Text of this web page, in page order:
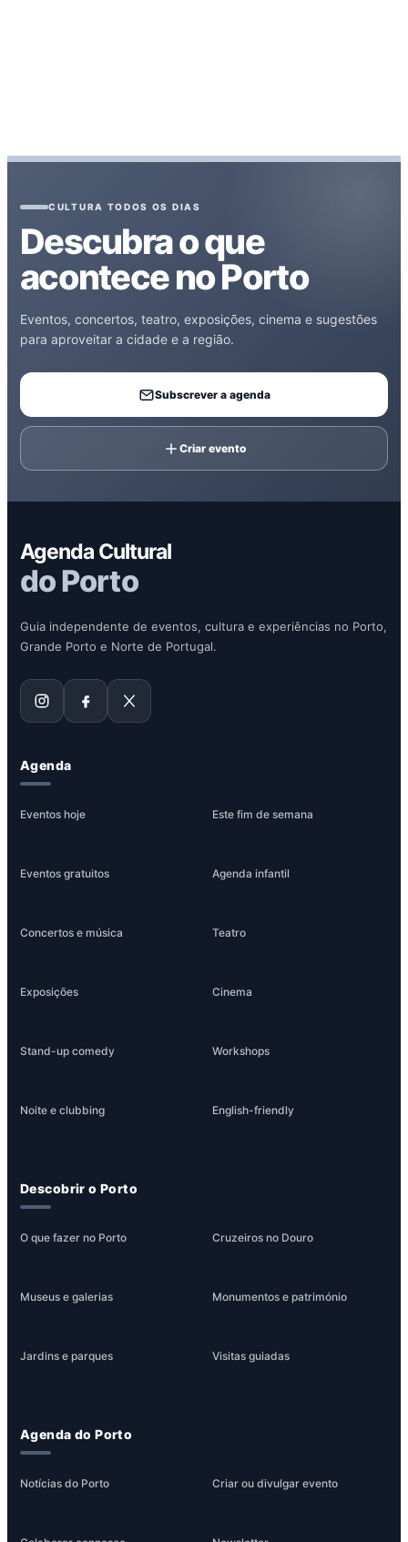
CULTURA TODOS OS DIAS
Descubra o que
acontece no Porto
Eventos, concertos, teatro, exposições, cinema e sugestões
para aproveitar a cidade e a região.
Subscrever a agenda
Criar evento
Agenda Cultural
do Porto
Guia independente de eventos, cultura e experiências no Porto,
Grande Porto e Norte de Portugal.
Agenda
Eventos hoje Este fim de semana
Eventos gratuitos Agenda infantil
Concertos e música Teatro
Exposições Cinema
Stand-up comedy Workshops
Noite e clubbing English-friendly
Descobrir o Porto
O que fazer no Porto Cruzeiros no Douro
Museus e galerias Monumentos e património
Jardins e parques Visitas guiadas
Agenda do Porto
Notícias do Porto Criar ou divulgar evento